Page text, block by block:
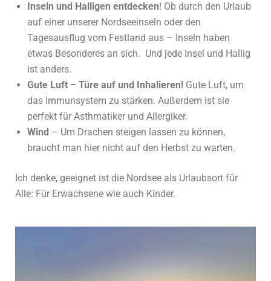
Inseln und Halligen entdecken! Ob durch den Urlaub
auf einer unserer Nordseeinseln oder den
Tagesausflug vom Festland aus – Inseln haben
etwas Besonderes an sich. Und jede Insel und Hallig
ist anders.
Gute Luft – Türe auf und Inhalieren! Gute Luft, um
das Immunsystem zu stärken. Außerdem ist sie
perfekt für Asthmatiker und Allergiker.
Wind – Um Drachen steigen lassen zu können,
braucht man hier nicht auf den Herbst zu warten.
Ich denke, geeignet ist die Nordsee als Urlaubsort für
Alle: Für Erwachsene wie auch Kinder.